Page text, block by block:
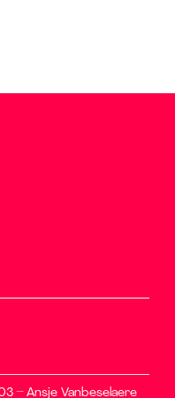
– Ansje Vanbeselaere